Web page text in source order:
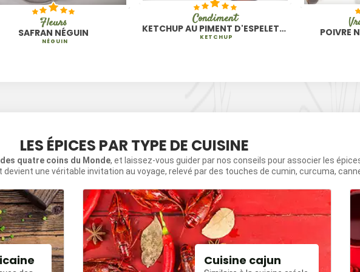
Fleurs
SAFRAN NÉGUIN
NÉGUIN
Condiment
KETCHUP AU PIMENT D'ESPELETTE
KETCHUP POIVRE
LES ÉPICES PAR TYPE DE CUISINE
quatre coins du Monde, et laissez-vous guider par nos conseils pour associer les
une véritable invitation au voyage, relevé par des touches de cumin, curcuma,
Cuisine cajun